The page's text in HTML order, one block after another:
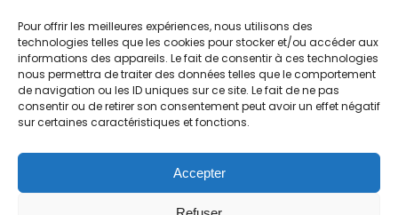
Pour offrir les meilleures expériences, nous utilisons des
technologies telles que les cookies pour stocker et/ou accéder aux
informations des appareils. Le fait de consentir à ces technologies
nous permettra de traiter des données telles que le comportement
de navigation ou les ID uniques sur ce site. Le fait de ne pas
consentir ou de retirer son consentement peut avoir un effet négatif
sur certaines caractéristiques et fonctions.
Accepter
Facebook LinkedIn